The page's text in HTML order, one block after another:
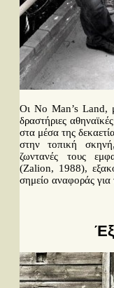
Οι No Man’s Land,
δραστήριες
στα μέσα της
στην τοπική
ζωντανές τους
(Zalion, 1988),
σημείο αναφοράς για